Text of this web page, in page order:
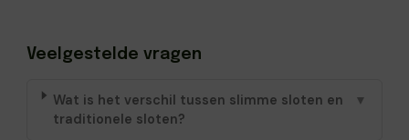
Veelgestelde vragen
Wat is het verschil tussen slimme sloten en
traditionele sloten?
▼